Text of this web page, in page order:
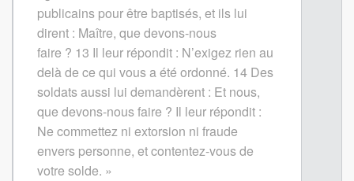
publicains pour être baptisés, et ils lui
dirent : Maître, que devons-nous
faire ? 13 Il leur répondit : N’exigez rien au
delà de ce qui vous a été ordonné. 14 Des
soldats aussi lui demandèrent : Et nous,
que devons-nous faire ? Il leur répondit :
Ne commettez ni extorsion ni fraude
envers personne, et contentez-vous de
votre solde. »